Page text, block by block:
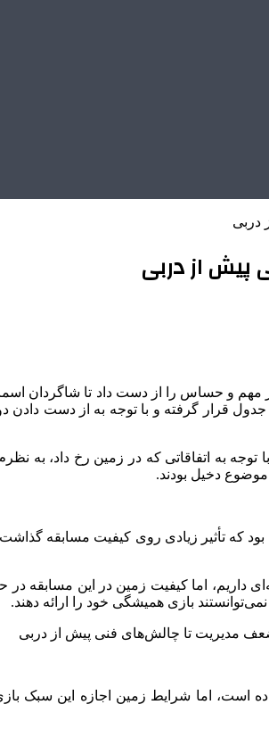
دربی
از دربی
فولاد در رده سوم جدول قرار گرفته و با توجه به
به اتفاقاتی که در زمین رخ داد، به
دخیل بودند.
که تأثیر زیادی روی کیفیت مسابقه
اشاره کرد و گفت: ما نزدیک به ۲۴ سال است که لیگ حرفه‌ای داریم،
بازی همیشگی خود را ارائه دهند.
اما شرایط زمین اجازه این سبک بازی